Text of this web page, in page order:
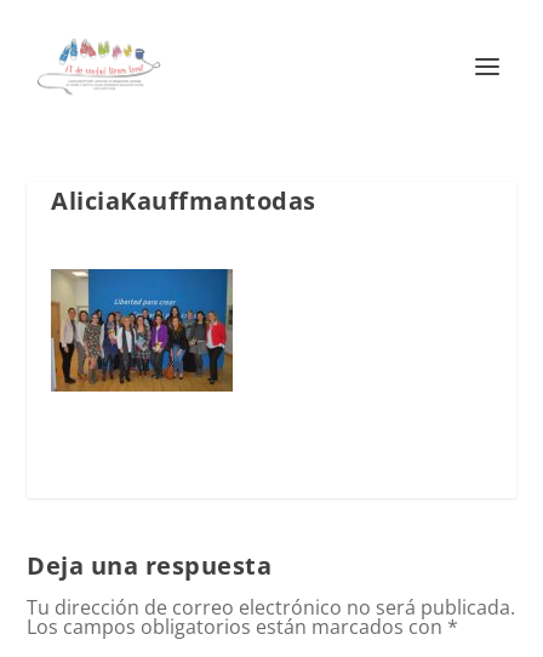
AliciaKauffmantodas
Deja una respuesta
Tu dirección de correo electrónico no será publicada.
Los campos obligatorios están marcados con *